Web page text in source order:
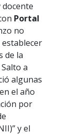
Portal
no
de la
a
algunas
el año
por
y el